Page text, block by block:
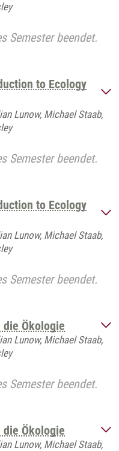
Semester beendet.
to Ecology
Lunow, Michael Staab,
Semester beendet.
to Ecology
Lunow, Michael Staab,
Semester beendet.
Ökologie
Lunow, Michael Staab,
Semester beendet.
Ökologie
Lunow, Michael Staab,